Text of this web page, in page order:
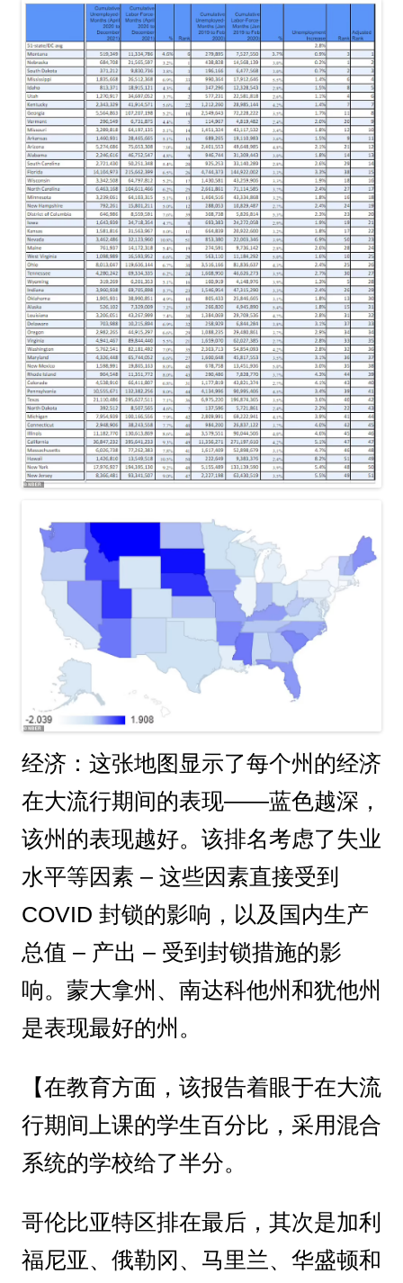
经济：这张地图显示了每个州的经济
在大流行期间的表现——蓝色越深，
该州的表现越好。该排名考虑了失业
水平等因素 – 这些因素直接受到
COVID 封锁的影响，以及国内生产
总值 – 产出 – 受到封锁措施的影
响。蒙大拿州、南达科他州和犹他州
是表现最好的州。
【在教育方面，该报告着眼于在大流
行期间上课的学生百分比，采用混合
系统的学校给了半分。
哥伦比亚特区排在最后，其次是加利
福尼亚、俄勒冈、马里兰、华盛顿和